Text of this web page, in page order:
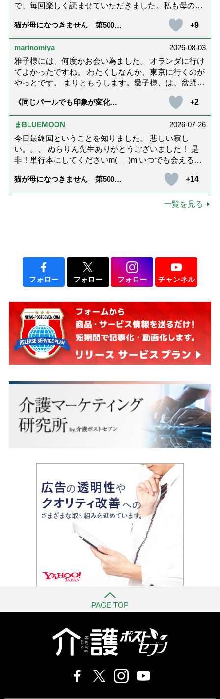
で、毎回楽しく読ませていただきました。私も母の介
がないのが寂しくてたまりませんが、いろんなエピソ
ード思い出したりしながら頑張っていこうと思いま
す。不定期でもいいので、また会えますように。書籍
化も希望です！本当にありがとうございました。
猫が母になつきません 第500話
+9
marinomiya
2026-08-03
雅子様には、何度かお会い為ました。 オランダに行け
てよかったですね。 わたくしなんか、東京に行くのが
やっとです。 まりともうします。愛子様、は、盆踊り
《同じパールでも印象が変化》
ネックレス」上品＆涼しげに見
せる4つの法則
+2
まBLUEMOON
2026-07-26
今日最終回ということを知りました。 悲しい寂し
い。。、 ぬらりん先生ありがとうございました！ 是
非！単行本にしてくださいm(_ _)m いつでも会える様
猫が母になつきません 第500話
+14
一覧を見る
フォロー フォロー フォロー チャンネル
PAGE TOP